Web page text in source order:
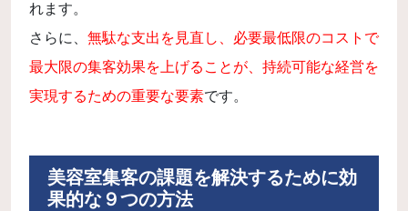
れます。
さらに、 無駄な支出を見直し、必要最低限のコストで
最大限の集客効果を上げることが、持続可能な経営を
実現するための重要な要素です。
美容室集客の課題を解決するために効
果的な９つの方法